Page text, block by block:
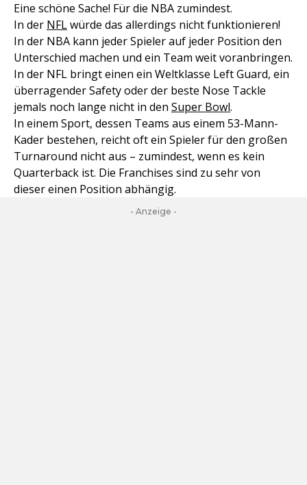
Eine schöne Sache! Für die NBA zumindest.
In der NFLwürde das allerdings nicht funktionieren!
In der NBA kann jeder Spieler auf jeder Position den
Unterschied machen und ein Team weit voranbringen.
In der NFL bringt einen ein Weltklasse Left Guard, ein
überragender Safety oder der beste Nose Tackle
jemals noch lange nicht in den Super Bowl.
In einem Sport, dessen Teams aus einem 53-Mann-
Kader bestehen, reicht oft ein Spieler für den großen
Turnaround nicht aus – zumindest, wenn es kein
Quarterback ist. Die Franchises sind zu sehr von
dieser einen Position abhängig.
- Anzeige -